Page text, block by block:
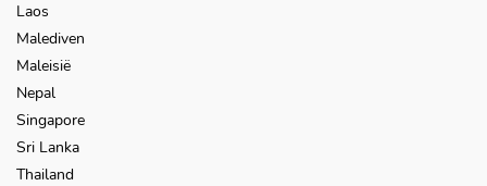
Laos
Malediven
Maleisië
Nepal
Singapore
Sri Lanka
Thailand